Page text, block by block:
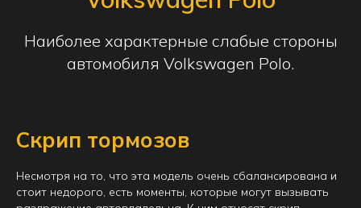
Наиболее характерные слабые стороны
автомобиля Volkswagen Polo.
Скрип тормозов
Несмотря на то, что эта модель очень сбалансирована и
стоит недорого, есть моменты, которые могут вызывать